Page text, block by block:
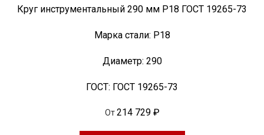
Круг инструментальный 290 мм Р18 ГОСТ 19265-73
Марка стали: Р18
Диаметр: 290
ГОСТ: ГОСТ 19265-73
От 214 729 ₽